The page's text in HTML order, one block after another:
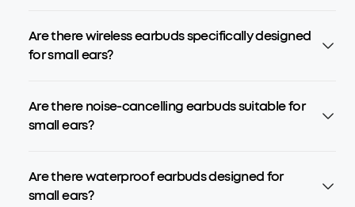
Are there wireless earbuds specifically designed
for small ears?
Are there noise-cancelling earbuds suitable for
small ears?
Are there waterproof earbuds designed for
small ears?